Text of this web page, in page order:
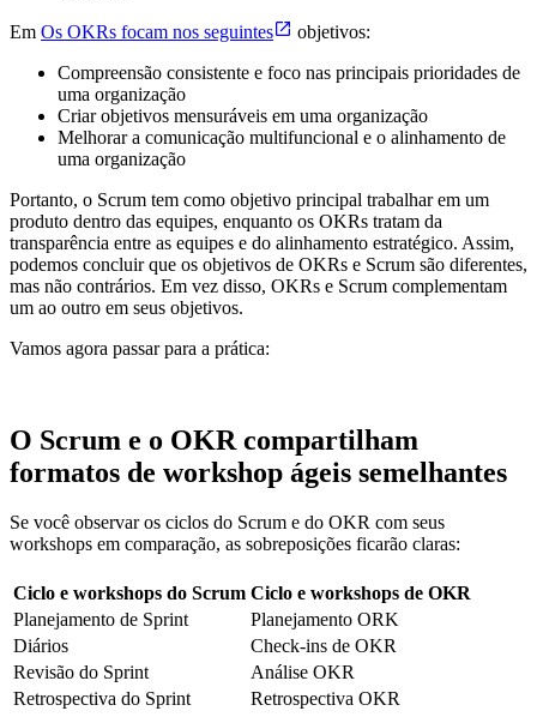
Em Os OKRs focam nos seguintes
objetivos:
Compreensão consistente e foco nas principais prioridades de
uma organização
Criar objetivos mensuráveis em uma organização
Melhorar a comunicação multifuncional e o alinhamento de
uma organização
Portanto, o Scrum tem como objetivo principal trabalhar em um
produto dentro das equipes, enquanto os OKRs tratam da
transparência entre as equipes e do alinhamento estratégico. Assim,
podemos concluir que os objetivos de OKRs e Scrum são diferentes,
mas não contrários. Em vez disso, OKRs e Scrum complementam
um ao outro em seus objetivos.
Vamos agora passar para a prática:
O Scrum e o OKR compartilham
formatos de workshop ágeis semelhantes
Se você observar os ciclos do Scrum e do OKR com seus
workshops em comparação, as sobreposições ficarão claras:
Ciclo e workshops do Scrum Ciclo e workshops de OKR
Planejamento de Sprint
Planejamento ORK
Diários
Check-ins de OKR
Revisão do Sprint
Análise OKR
Retrospectiva do Sprint
Retrospectiva OKR